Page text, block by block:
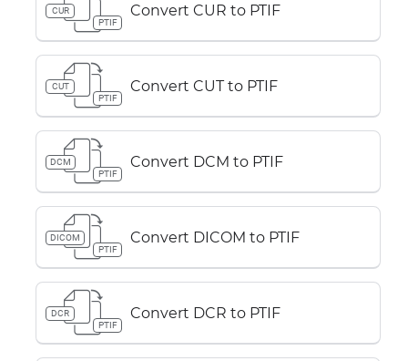
CUR
PTIF
Convert CUR to PTIF
CUT
PTIF
Convert CUT to PTIF
DCM
PTIF
Convert DCM to PTIF
DICOM
PTIF
Convert DICOM to PTIF
DCR
PTIF
Convert DCR to PTIF